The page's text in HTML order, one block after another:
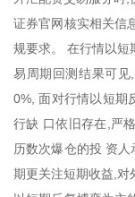
证券官网核实相关信
规要求。 在行情以短
易周期回测结果可
0%, 面对行情以短期
行缺 口依旧存在,严
历数次爆仓的投 资
期更关注短期收益,对